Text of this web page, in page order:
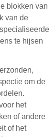
blokken van
van de
te hijsen
om de
het
of andere
of het